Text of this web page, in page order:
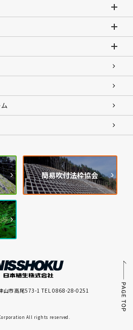
簡易吹付法枠協会
山市高尾573-1 TEL 0868-28-0251
All rights reserved.